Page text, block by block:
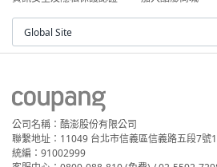
Global Site
公司名稱：酷澎股份有限公司
聯繫地址：11049 台北市信義區信義路五段7號
統編：91002999